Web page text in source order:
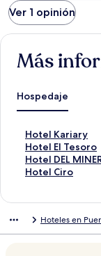
Ver 1 opinión
Más
Hospedaje
Hotel Kariary
E
n
l
a
r
Hotel El Tesoro
E
n
l
a
Hotel DEL
E
n
p
Hotel Ciro
E
e
Hoteles en